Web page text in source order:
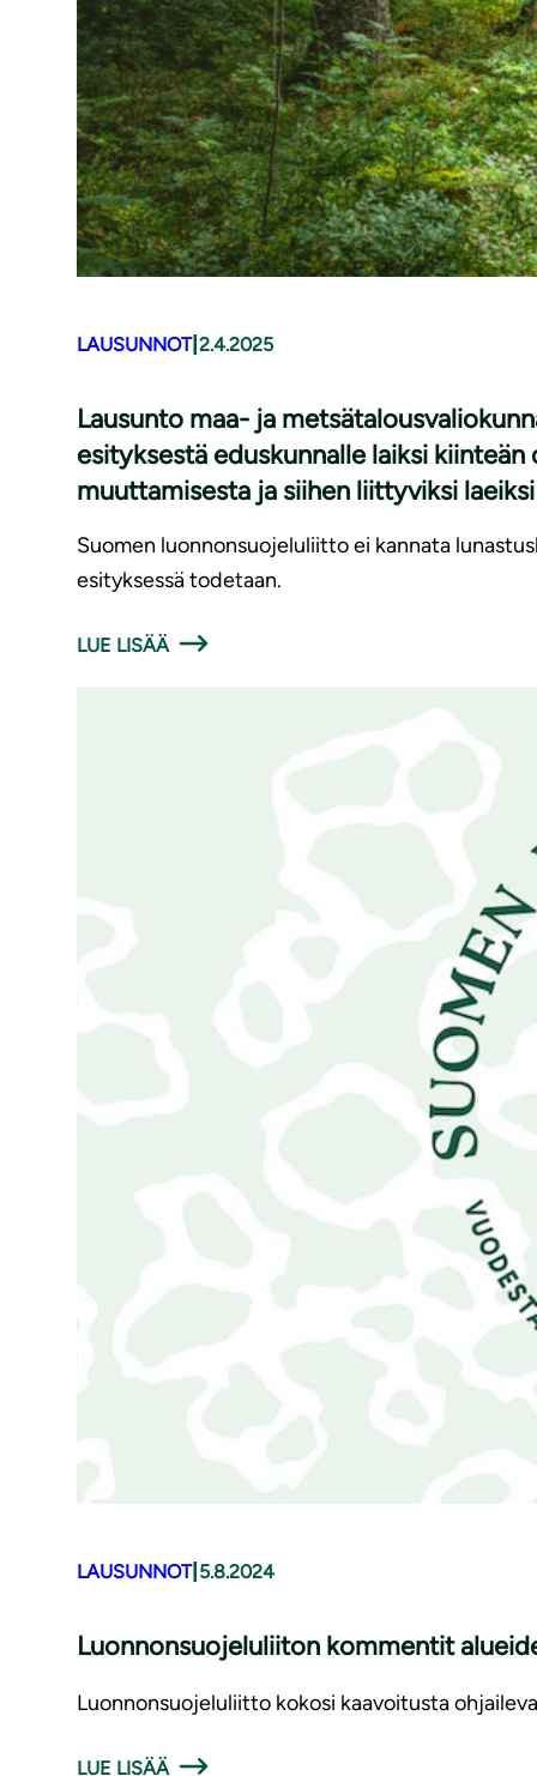
LAUSUNNOT| 2.4.2025
Lausunto maa- ja
esityksestä eduskunnalle laiksi
muuttamisesta ja siihen liittyviksi laeiksi
Suomen luonnonsuojeluliitto ei kannata
esityksessä todetaan.
LUE LISÄÄ
LAUSUNNOT| 5.8.2024
Luon­non­suo­je­lu­lii­ton kommentit
Luonnonsuojeluliitto kokosi kaavoitusta
LUE LISÄÄ